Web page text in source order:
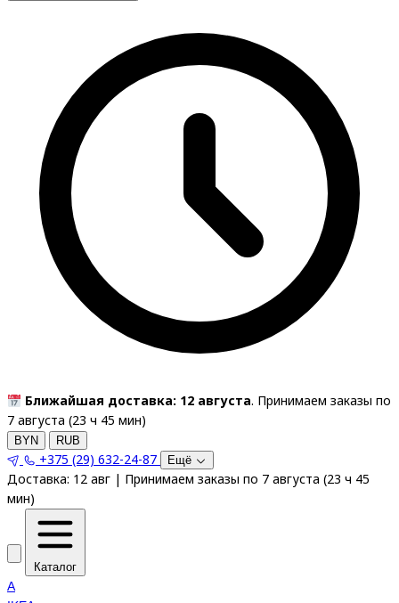
Ближайшая доставка: 12 августа. Принимаем заказы по
7 августа (23 ч 45 мин)
BYN RUB
+375 (29) 632-24-87 Ещё
Доставка: 12 авг | Принимаем заказы по 7 августа (23 ч 45
мин)
Каталог
A